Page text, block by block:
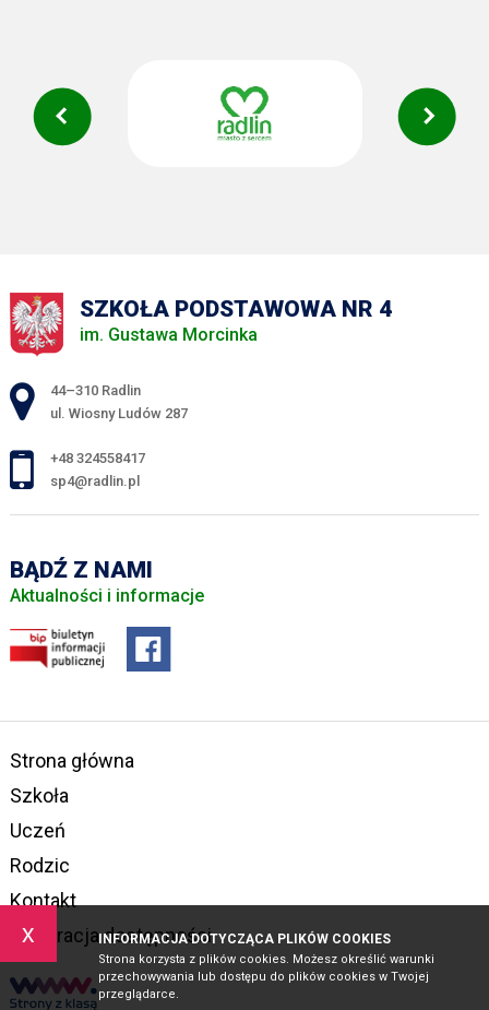
x INFORMACJA DOTYCZĄCA PLIKÓW COOKIES
Strona korzysta z plików cookies. Możesz określić warunki
przechowywania lub dostępu do plików cookies w Twojej
przeglądarce.
SZKOŁA PODSTAWOWA NR 4
im. Gustawa Morcinka
Adres pocztowy:
44–310 Radlin
ul. Wiosny Ludów 287
+48 324558417
sp4@radlin.pl
BĄDŹ Z NAMI
Aktualności i informacje
Strona główna
Szkoła
Uczeń
Rodzic
Kontakt
Deklaracja dostępności